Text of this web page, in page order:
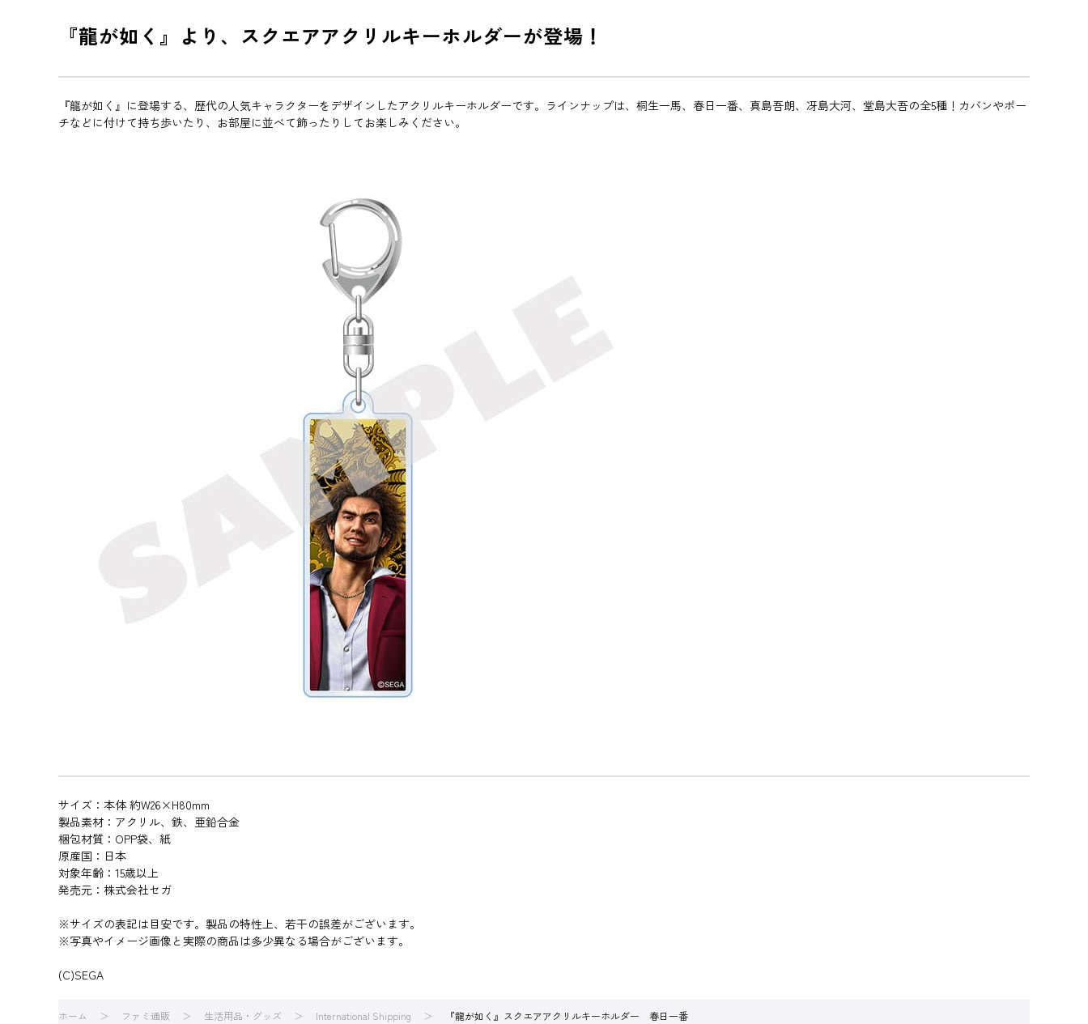
『龍が如く』より、スクエアアクリルキーホルダーが登場！
『龍が如く』に登場する、歴代の人気キャラクターをデザインしたアクリルキーホルダーです。ラインナップは、桐生一馬、春日一番、真島吾朗、冴島大河、堂島大吾の全5種！カバンやポー
チなどに付けて持ち歩いたり、お部屋に並べて飾ったりしてお楽しみください。
サイズ：本体 約W26×H80mm
製品素材：アクリル、鉄、亜鉛合金
梱包材質：OPP袋、紙
原産国：日本
対象年齢：15歳以上
発売元：株式会社セガ
※サイズの表記は目安です。製品の特性上、若干の誤差がございます。
※写真やイメージ画像と実際の商品は多少異なる場合がございます。
(C)SEGA
ホーム ファミ通販 生活用品・グッズ International Shipping
『龍が如く』スクエアアクリルキーホルダー 春日一番